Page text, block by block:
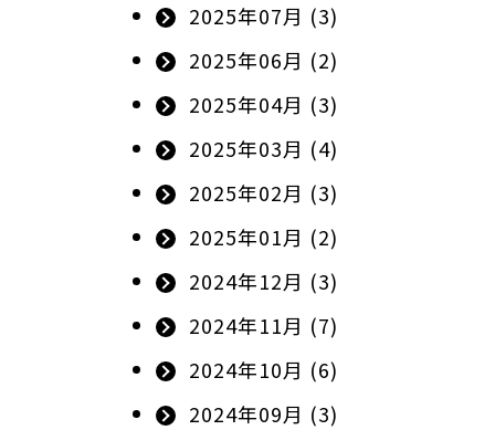
2025年07月 (3)
2025年06月 (2)
2025年04月 (3)
2025年03月 (4)
2025年02月 (3)
2025年01月 (2)
2024年12月 (3)
2024年11月 (7)
2024年10月 (6)
2024年09月 (3)